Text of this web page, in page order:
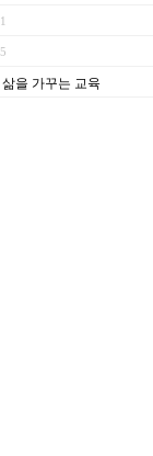
을 가꾸는 교육